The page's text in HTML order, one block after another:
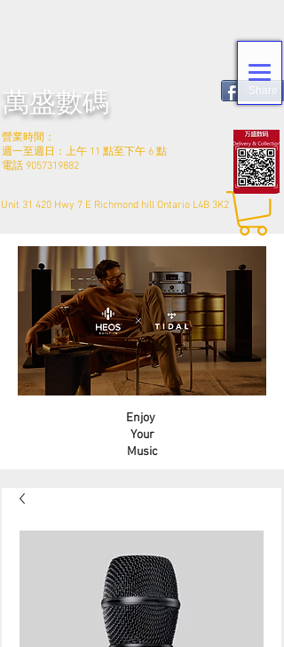
Share
Unit 31 420 Hwy 7 E Richmond hill Ontario L4B 3K2
營業時間：
週一至週日：上午 11 點至下午 6 點
電話 9057319882
萬盛數碼
Enjoy
Your
Music